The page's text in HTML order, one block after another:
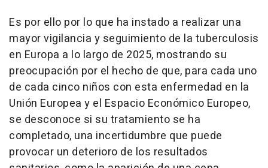
Es por ello por lo que ha instado a realizar una
mayor vigilancia y seguimiento de la tuberculosis
en Europa a lo largo de 2025, mostrando su
preocupación por el hecho de que, para cada uno
de cada cinco niños con esta enfermedad en la
Unión Europea y el Espacio Económico Europeo,
se desconoce si su tratamiento se ha
completado, una incertidumbre que puede
provocar un deterioro de los resultados